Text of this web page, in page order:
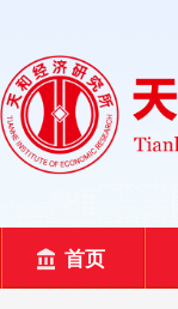
首页